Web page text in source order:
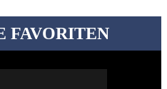
FAVORITEN